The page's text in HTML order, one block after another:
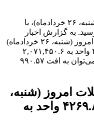
شاخص کل بورس در معاملات امروز (شنبه، ۲۶ خردادماه)، با
۴۲۶۹.۸۹ واحد به ۲,۰۷۱,۴۵۰.۶ رسید. به گزارش اخبار
اصناف؛ شاخص کل بورس در معاملات امروز (شنبه، ۲۶ خردادماه)
تا لحظه درج این خبر، با ریزش ۴۲۶۹.۸۹ واحد به ۲,۰۷۱,۴۵۰.۶
رسید. از تغییر شاخص‌های دیگر بورس می‌توان به افت ۹۹۰.۵۷
امروز (شنبه،
۲۶ خردادماه)، با ریزش ۴۲۶۹.۸۹ واحد به